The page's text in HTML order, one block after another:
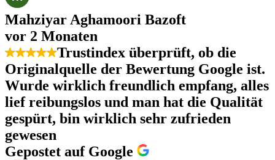
Mahziyar Aghamoori Bazoft
vor 2 Monaten
Trustindex überprüft, ob die
Originalquelle der Bewertung Google ist.
Wurde wirklich freundlich empfang, alles
lief reibungslos und man hat die Qualität
gespürt, bin wirklich sehr zufrieden
gewesen
Gepostet auf Google